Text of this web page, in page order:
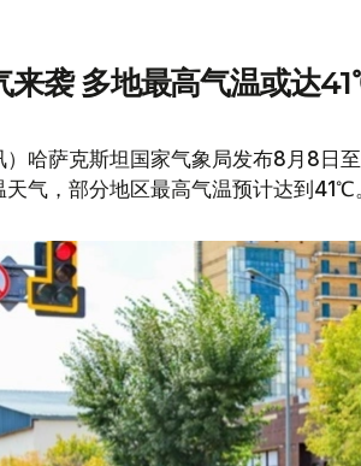
来袭 多地最高气温或达
）哈萨克斯坦国家气象局发布8月8日
气，部分地区最高气温预计达到41℃